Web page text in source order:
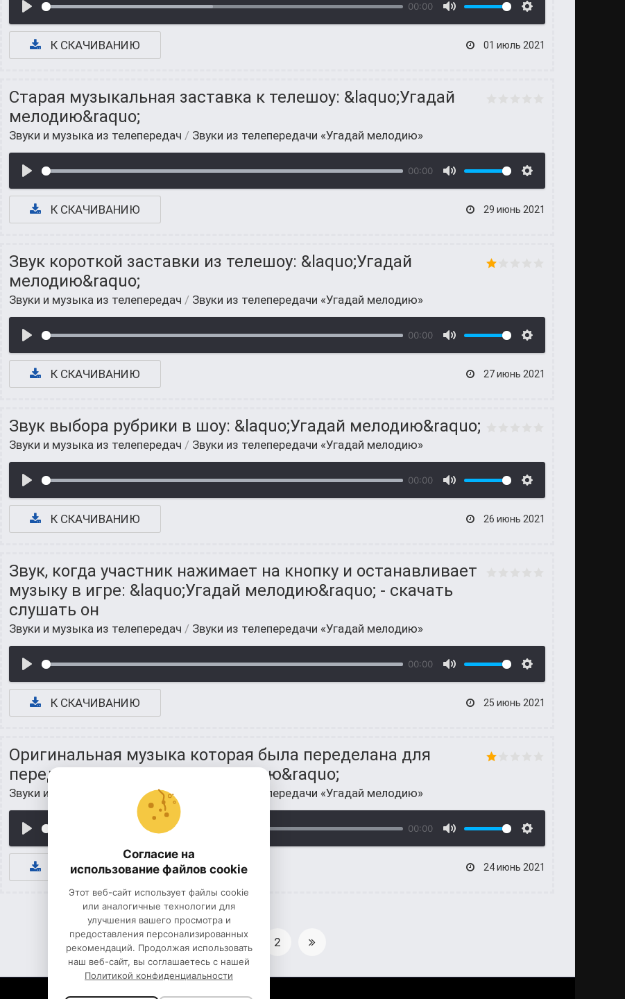
00:00
К СКАЧИВАНИЮ 01 июль 2021
Старая музыкальная заставка к телешоу: &laquo;Угадай
мелодию&raquo;
Звуки и музыка из телепередач / Звуки из телепередачи «Угадай мелодию»
00:00
К СКАЧИВАНИЮ 29 июнь 2021
Звук короткой заставки из телешоу: &laquo;Угадай
мелодию&raquo;
Звуки и музыка из телепередач / Звуки из телепередачи «Угадай мелодию»
00:00
К СКАЧИВАНИЮ 27 июнь 2021
Звук выбора рубрики в шоу: &laquo;Угадай мелодию&raquo;
Звуки и музыка из телепередач / Звуки из телепередачи «Угадай мелодию»
00:00
К СКАЧИВАНИЮ 26 июнь 2021
Звук, когда участник нажимает на кнопку и останавливает
музыку в игре: &laquo;Угадай мелодию&raquo; - скачать
слушать он
Звуки и музыка из телепередач / Звуки из телепередачи «Угадай мелодию»
00:00
К СКАЧИВАНИЮ 25 июнь 2021
Оригинальная музыка которая была переделана для
передачи: &laquo;Угадай мелодию&raquo;
Звуки и музыка из телепередач Звуки из телепередачи «Угадай мелодию»
00:00
К СКАЧИВАНИЮ 24 июнь 2021
2
Согласие на
использование файлов cookie
Этот веб-сайт использует файлы cookie
или аналогичные технологии для
улучшения вашего просмотра и
предоставления персонализированных
рекомендаций. Продолжая использовать
наш веб-сайт, вы соглашаетесь с нашей
Политикой конфиденциальности